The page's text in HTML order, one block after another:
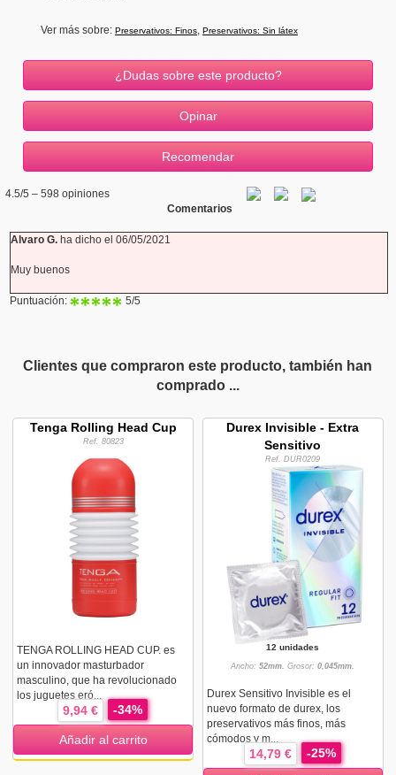
Ver más sobre: Preservativos: Finos Preservativos: Sin látex
¿Dudas sobre este producto?
4.5/5 – 598 opiniones
Comentarios
Alvaro G.ha dicho el 06/05/2021
Muy buenos
Puntuación: 5/5
Clientes que compraron este producto, también han
comprado ...
Tenga Rolling Head Cup
Ref. 80823
TENGA ROLLING HEAD CUP. es
un innovador masturbador
masculino, que ha revolucionado
los juguetes eró...
9,94 € -34%
Añadir al carrito
Durex Invisible - Extra
Sensitivo
Ref. DUR0209
12 unidades
Ancho:52mm. Grosor:0,045mm.
Durex Sensitivo Invisible es el
nuevo formato de durex, los
preservativos más finos, más
cómodos y m...
14,79 € -25%